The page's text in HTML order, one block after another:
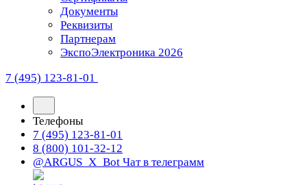
Документы
Реквизиты
Партнерам
ЭкспоЭлектроника 2026
7 (495) 123-81-01
Телефоны
7 (495) 123-81-01
8 (800) 101-32-12
@ARGUS_X_Bot Чат в телеграмм